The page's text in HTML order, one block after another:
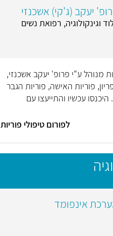
יעקב (ג'קי) אשכנזי
וגינקולוגיה, רפואת נשים
מנוהל ע"י פרופ' יעקב אשכנזי,
פוריות האישה, פוריות הגבר
היכנסו עכשיו והתייעצו עם
לפורום טיפולי פוריות
אינפומד